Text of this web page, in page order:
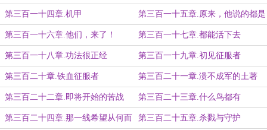
第三百一十四章.机甲 第三百一十五章.原来，他说的都是
真的！
第三百一十六章.他们，来了！ 第三百一十七章.都能活下去
第三百一十八章.功法很正经 第三百一十九章.初见征服者
第三百二十章.铁血征服者 第三百二十一章.溃不成军的土著
第三百二十二章.即将开始的苦战 第三百二十三章.什么鸟都有
第三百二十四章.那一线希望从何而 第三百二十五章.杀戮与守护